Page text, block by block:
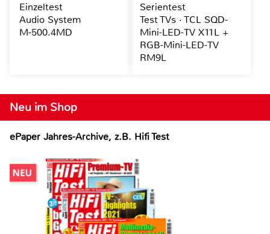
Neu im Shop
ePaper Jahres-Archive, z.B. Hifi Test
Einzeltest
Audio System
M-500.4MD
Serientest
Test TVs · TCL SQD-
Mini-LED-TV X11L +
RGB-Mini-LED-TV
RM9L